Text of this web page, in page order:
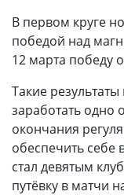
В первом круге
победой над
12 марта победу
Такие
заработать одно
окончания
обеспечить себе
стал девятым
путёвку в матчи